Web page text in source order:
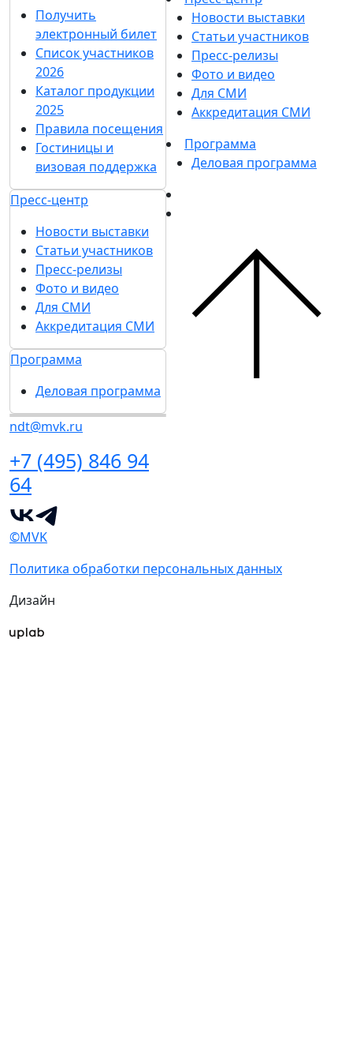
Получить
электронный билет
Список участников
2026
Каталог продукции
2025
Правила посещения
Гостиницы и
визовая поддержка
Пресс-центр
Новости выставки
Статьи участников
Пресс-релизы
Фото и видео
Для СМИ
Аккредитация СМИ
Программа
Деловая программа
ndt@mvk.ru
+7 (495) 846 94
64
Новости выставки
Статьи участников
Пресс-релизы
Фото и видео
Для СМИ
Аккредитация СМИ
Программа
Деловая программа
©MVK
Политика обработки персональных данных
Дизайн